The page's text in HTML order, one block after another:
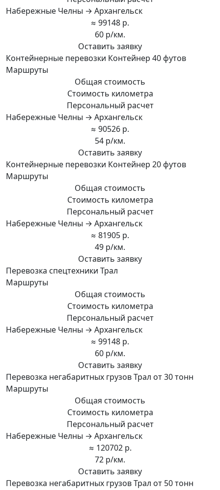
Набережные Челны → Архангельск
≈ 99148 р.
60 р/км.
Оставить заявку
Контейнерные перевозки Контейнер 40 футов
Маршруты
Общая стоимость
Стоимость километра
Персональный расчет
Набережные Челны → Архангельск
≈ 90526 р.
54 р/км.
Оставить заявку
Контейнерные перевозки Контейнер 20 футов
Маршруты
Общая стоимость
Стоимость километра
Персональный расчет
Набережные Челны → Архангельск
≈ 81905 р.
49 р/км.
Оставить заявку
Перевозка спецтехники Трал
Маршруты
Общая стоимость
Стоимость километра
Персональный расчет
Набережные Челны → Архангельск
≈ 99148 р.
60 р/км.
Оставить заявку
Перевозка негабаритных грузов Трал от 30 тонн
Маршруты
Общая стоимость
Стоимость километра
Персональный расчет
Набережные Челны → Архангельск
≈ 120702 р.
72 р/км.
Оставить заявку
Перевозка негабаритных грузов Трал от 50 тонн